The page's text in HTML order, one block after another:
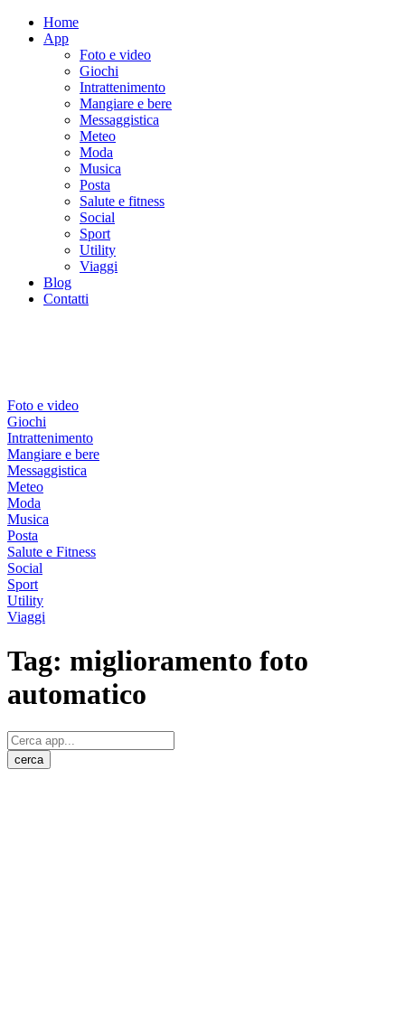
Home
App
Foto e video
Giochi
Intrattenimento
Mangiare e bere
Messaggistica
Meteo
Moda
Musica
Posta
Salute e fitness
Social
Sport
Utility
Viaggi
Blog
Contatti
Foto e video
Giochi
Intrattenimento
Mangiare e bere
Messaggistica
Meteo
Moda
Musica
Posta
Salute e Fitness
Social
Sport
Utility
Viaggi
Tag: miglioramento foto
automatico